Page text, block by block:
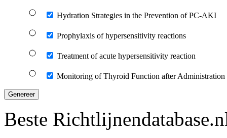
Hydration Strategies in the Prevention of PC-AKI
Prophylaxis of hypersensitivity reactions
Treatment of acute hypersensitivity reaction
Monitoring of Thyroid Function after Administration
Genereer
Beste